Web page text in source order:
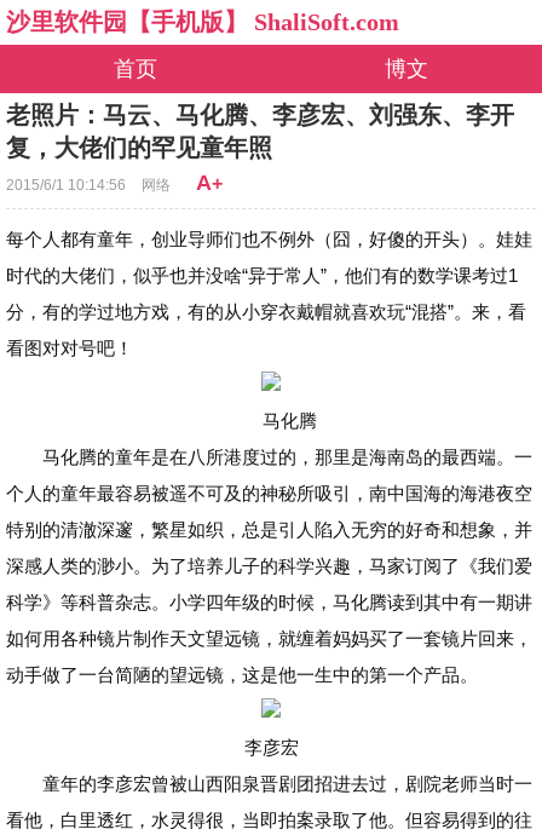
沙里软件园【手机版】 ShaliSoft.com
首页 博文
老照片：马云、马化腾、李彦宏、刘强东、李开
复，大佬们的罕见童年照
2015/6/1 10:14:56 网络 A+
每个人都有童年，创业导师们也不例外（囧，好傻的开头）。娃娃
时代的大佬们，似乎也并没啥“异于常人”，他们有的数学课考过1
分，有的学过地方戏，有的从小穿衣戴帽就喜欢玩“混搭”。来，看
看图对对号吧！
马化腾
马化腾的童年是在八所港度过的，那里是海南岛的最西端。一
个人的童年最容易被遥不可及的神秘所吸引，南中国海的海港夜空
特别的清澈深邃，繁星如织，总是引人陷入无穷的好奇和想象，并
深感人类的渺小。为了培养儿子的科学兴趣，马家订阅了《我们爱
科学》等科普杂志。小学四年级的时候，马化腾读到其中有一期讲
如何用各种镜片制作天文望远镜，就缠着妈妈买了一套镜片回来，
动手做了一台简陋的望远镜，这是他一生中的第一个产品。
李彦宏
童年的李彦宏曾被山西阳泉晋剧团招进去过，剧院老师当时一
看他，白里透红，水灵得很，当即拍案录取了他。但容易得到的往